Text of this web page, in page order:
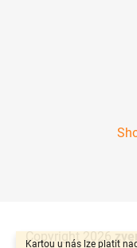
Kartou u nás lze platit
Copyright 2026